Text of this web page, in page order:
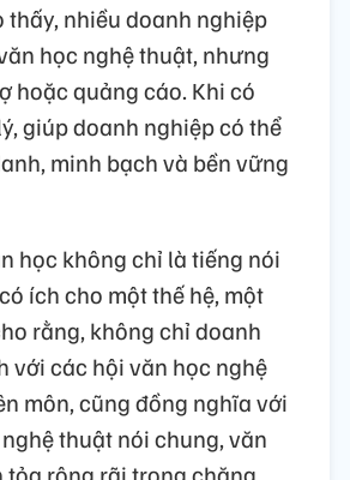
nhiều doanh nghiệp
học nghệ thuật, nhưng
hoặc quảng cáo. Khi có
giúp doanh nghiệp có thể
minh bạch và bền vững
học không chỉ là tiếng nói
ích cho một thế hệ, một
rằng, không chỉ doanh
với các hội văn học nghệ
môn, cũng đồng nghĩa với
thuật nói chung, văn
tỏa rộng rãi trong chặng